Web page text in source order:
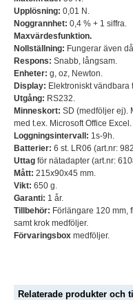
Upplösning: 0,01 N.
Noggrannhet: 0,4 % + 1 siffra.
Maxvärdesfunktion.
Nollställning: Fungerar även
Respons: Snabb, långsam.
Enheter: g, oz, Newton.
Display: Elektroniskt vändbara
Utgång: RS232.
Minneskort: SD (medföljer ej).
med t.ex. Microsoft Office Excel.
Loggningsintervall: 1s-9h.
Batterier: 6 st. LR06 (art.nr:
Uttag för nätadapter (art.nr:
Mått: 215x90x45 mm.
Vikt: 650 g.
Garanti: 1 år.
Tillbehör: Förlängare 120 mm,
samt krok medföljer.
Förvaringsbox medföljer.
Relaterade produkter och